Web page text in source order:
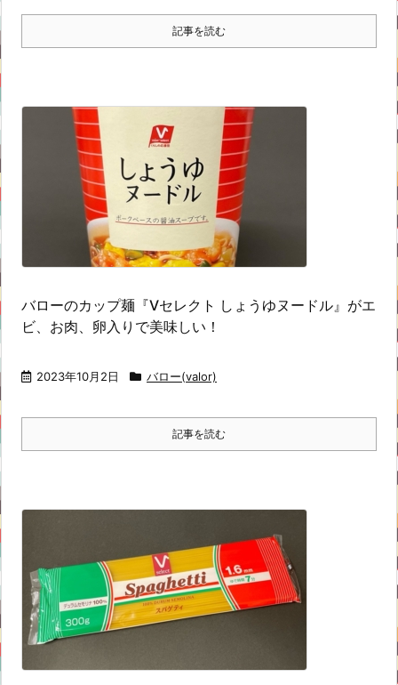
記事を読む
バローのカップ麺『Vセレクト しょうゆヌードル』がエ
ビ、お肉、卵入りで美味しい！
2023年10月2日 バロー(valor)
記事を読む